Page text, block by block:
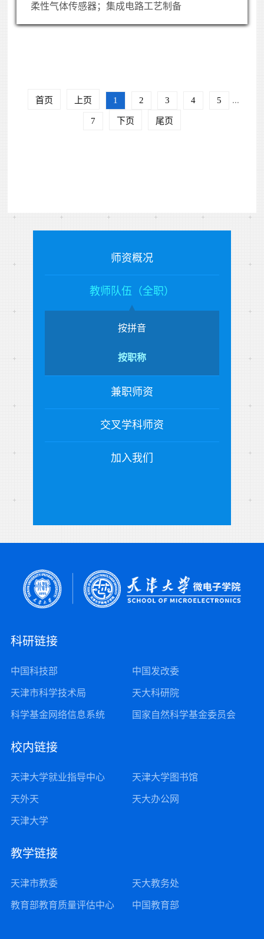
柔性气体传感器；集成电路工艺制备
首页 上页 1 2 3 4 5 ...
7 下页 尾页
师资概况
教师队伍（全职）
按拼音
按职称
兼职师资
交叉学科师资
加入我们
科研链接
中国科技部 中国发改委
天津市科学技术局 天大科研院
科学基金网络信息系统 国家自然科学基金委员会
校内链接
天津大学就业指导中心 天津大学图书馆
天外天 天大办公网
天津大学
教学链接
天津市教委 天大教务处
教育部教育质量评估中心 中国教育部